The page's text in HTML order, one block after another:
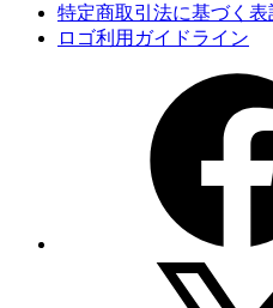
特定商取引法に基づく表
ロゴ利用ガイドライン